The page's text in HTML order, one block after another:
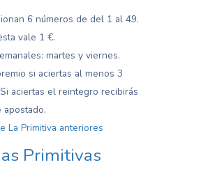
6 números de del 1 al 49.
vale 1 €.
martes y viernes.
si aciertas al menos 3
aciertas el reintegro recibirás
apostado.
La Primitiva anteriores
Primitivas